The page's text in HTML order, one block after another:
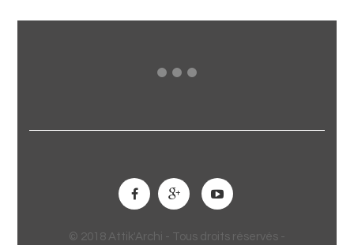
© 2018 Attik'Archi - Tous droits réservés -